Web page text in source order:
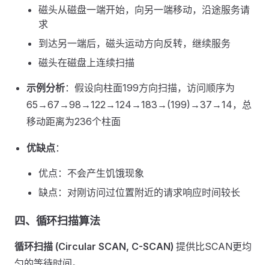
磁头从磁盘一端开始，向另一端移动，沿途服务请
求
到达另一端后，磁头运动方向反转，继续服务
磁头在磁盘上连续扫描
示例分析：假设向柱面199方向扫描，访问顺序为
65→67→98→122→124→183→(199)→37→14，总
移动距离为236个柱面
优缺点：
优点：不会产生饥饿现象
缺点：对刚访问过位置附近的请求响应时间较长
四、循环扫描算法
循环扫描 (Circular SCAN, C-SCAN) 提供比SCAN更均